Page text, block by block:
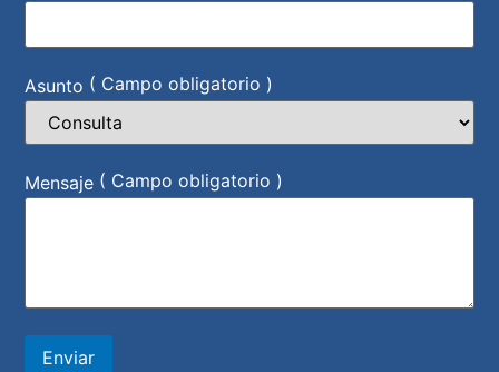
Asunto ( Campo obligatorio )
Mensaje ( Campo obligatorio )
Enviar